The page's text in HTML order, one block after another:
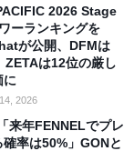
2026 Stage
ーランキングを
が公開、DFMは
ZETAは12位の厳し
に
2026
来年FENNELでプレ
確率は50%」GONと